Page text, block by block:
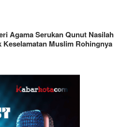
Agama Serukan Qunut Nasilah
Keselamatan Muslim Rohingnya